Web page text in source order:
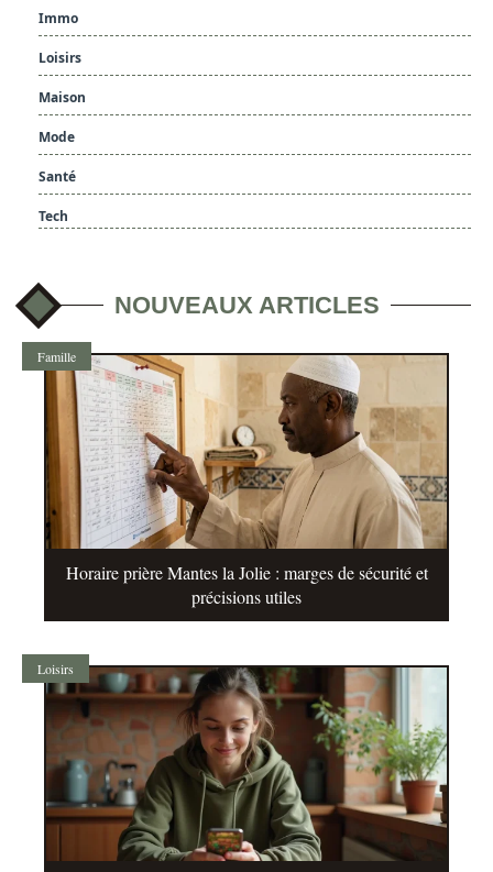
Immo
Loisirs
Maison
Mode
Santé
Tech
NOUVEAUX ARTICLES
Famille
Horaire prière Mantes la Jolie : marges de sécurité et
précisions utiles
Loisirs